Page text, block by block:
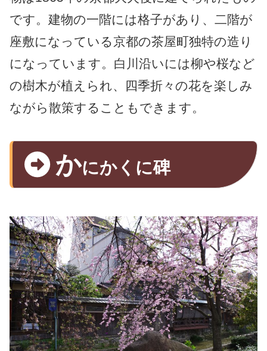
です。建物の一階には格子があり、二階が
座敷になっている京都の茶屋町独特の造り
になっています。白川沿いには柳や桜など
の樹木が植えられ、四季折々の花を楽しみ
ながら散策することもできます。
かにかくに碑